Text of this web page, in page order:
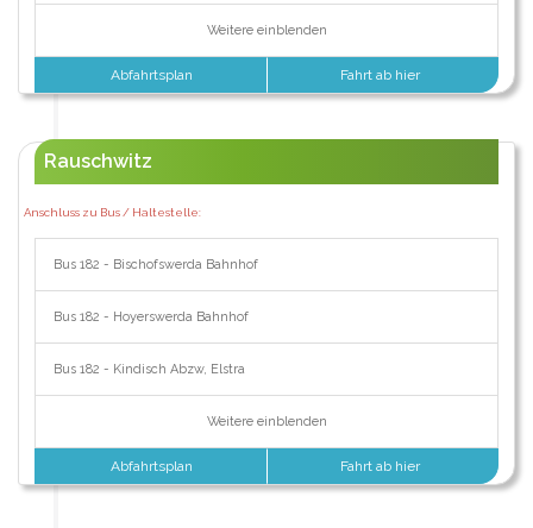
Weitere einblenden
Abfahrtsplan Fahrt ab hier
Rauschwitz
Anschluss zu Bus / Haltestelle:
Bus 182 - Bischofswerda Bahnhof
Bus 182 - Hoyerswerda Bahnhof
Bus 182 - Kindisch Abzw, Elstra
Weitere einblenden
Abfahrtsplan Fahrt ab hier